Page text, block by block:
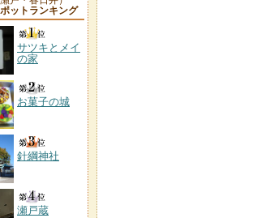
ットランキング
サツキとメイ
の家
お菓子の城
針綱神社
瀬戸蔵